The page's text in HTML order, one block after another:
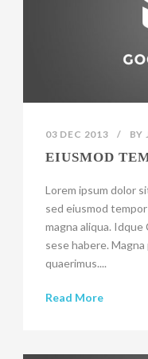
03 DEC 2013 / BY
EIUSMOD
Lorem ipsum dolor
sed eiusmod
magna aliqua.
sese habere.
quaerimus....
Read More